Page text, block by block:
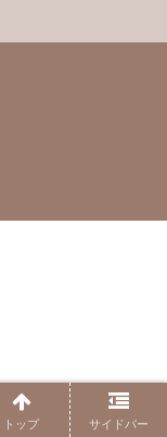
トップ サイドバー